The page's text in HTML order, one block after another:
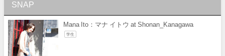
SNAP
Mana Ito：マナ イトウ at Shonan_Kanagawa
学生